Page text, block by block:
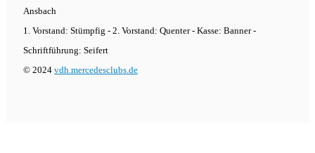
Ansbach
1. Vorstand: Stümpfig - 2. Vorstand: Quenter - Kasse: Banner -
Schriftführung: Seifert
© 2024 vdh.mercedesclubs.de